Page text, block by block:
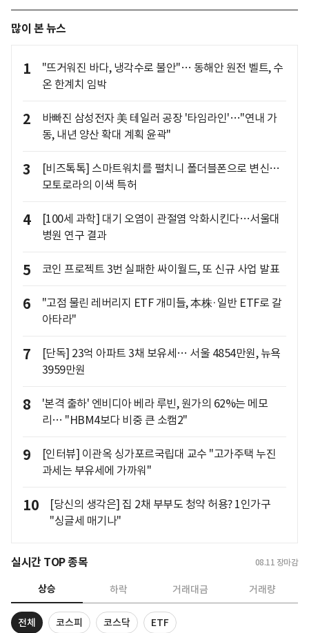
많이 본 뉴스
1
"뜨거워진 바다, 냉각수로 불안"… 동해안 원전 벨트, 수
온 한계치 임박
2
바빠진 삼성전자 美 테일러 공장 '타임라인'…"연내 가
동, 내년 양산 확대 계획 윤곽"
3
[비즈톡톡] 스마트워치를 펼치니 폴더블폰으로 변신…
모토로라의 이색 특허
4
[100세 과학] 대기 오염이 관절염 악화시킨다…서울대
병원 연구 결과
5 코인 프로젝트 3번 실패한 싸이월드, 또 신규 사업 발표
6
"고점 물린 레버리지 ETF 개미들, 本株·일반 ETF로 갈
아타라"
7
[단독] 23억 아파트 3채 보유세… 서울 4854만원, 뉴욕
3959만원
8
'본격 출하' 엔비디아 베라 루빈, 원가의 62%는 메모
리… "HBM4보다 비중 큰 소캠2"
9
[인터뷰] 이관옥 싱가포르국립대 교수 "고가주택 누진
과세는 부유세에 가까워"
10
[당신의 생각은] 집 2채 부부도 청약 허용? 1인가구
"싱글세 매기나"
실시간 TOP 종목 08.11 장마감
상승 하락 거래대금 거래량
전체 코스피 코스닥 ETF